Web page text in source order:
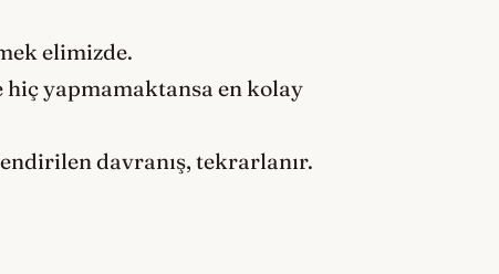
elimizde.
hiç yapmamaktansa en kolay
davranış, tekrarlanır.